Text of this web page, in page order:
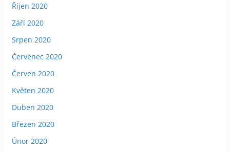
Říjen 2020
Září 2020
Srpen 2020
Červenec 2020
Červen 2020
Květen 2020
Duben 2020
Březen 2020
Únor 2020